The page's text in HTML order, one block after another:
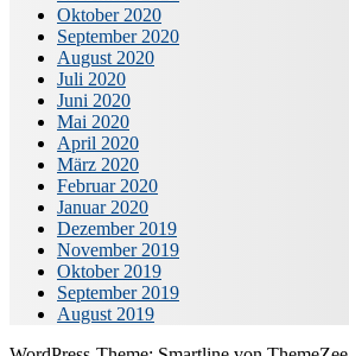
Oktober 2020
September 2020
August 2020
Juli 2020
Juni 2020
Mai 2020
April 2020
März 2020
Februar 2020
Januar 2020
Dezember 2019
November 2019
Oktober 2019
September 2019
August 2019